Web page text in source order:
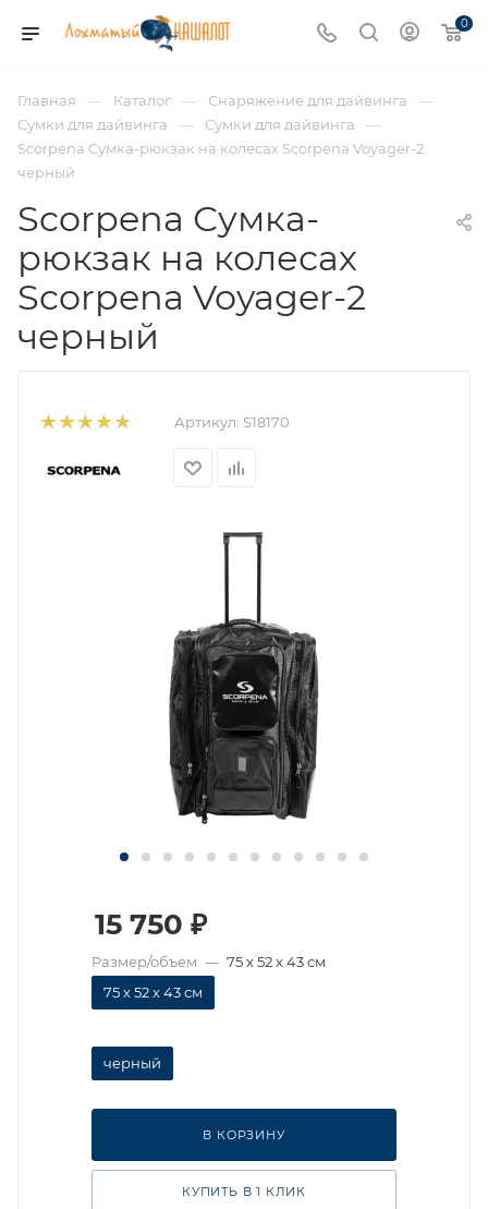
0
Главная — Каталог — Снаряжение для дайвинга —
Сумки для дайвинга — Сумки для дайвинга —
Scorpena Сумка-рюкзак на колесах Scorpena Voyager-2
черный
Scorpena Сумка-
рюкзак на колесах
Scorpena Voyager-2
черный
Артикул: S18170
15 750 ₽
Размер/объем — 75 х 52 х 43 см
75 х 52 х 43 см
черный
В КОРЗИНУ
КУПИТЬ В 1 КЛИК